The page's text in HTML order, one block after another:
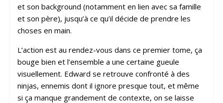
et son background (notamment en lien avec sa famille
et son père), jusqu’à ce qu’il décide de prendre les
choses en main.
L’action est au rendez-vous dans ce premier tome, ça
bouge bien et l’ensemble a une certaine gueule
visuellement. Edward se retrouve confronté à des
ninjas, ennemis dont il ignore presque tout, et même
si ça manque grandement de contexte, on se laisse